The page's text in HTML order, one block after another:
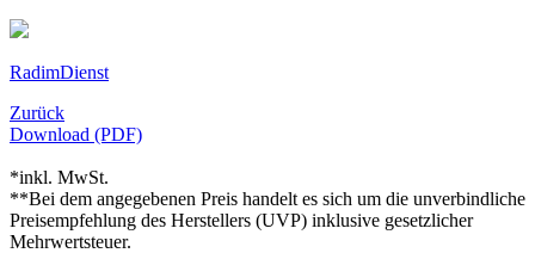
RadimDienst
Zurück
Download (PDF)
*inkl. MwSt.
**Bei dem angegebenen Preis handelt es sich um die unverbindliche
Preisempfehlung des Herstellers (UVP) inklusive gesetzlicher
Mehrwertsteuer.